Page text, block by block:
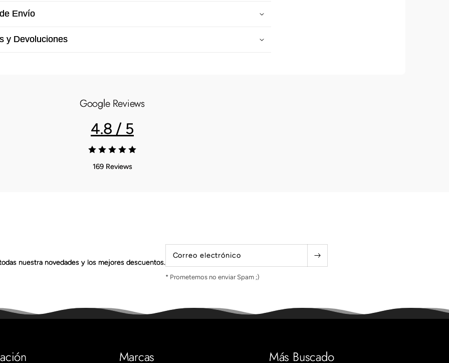
Envío
y Devoluciones
Google Reviews
4.8 / 5
169 Reviews
nuestra novedades y los mejores descuentos.
Correo electrónico
* Prometemos no enviar Spam ;)
Marcas Más Buscado